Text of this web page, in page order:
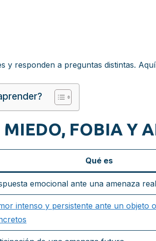
y responden a preguntas distintas.
MIEDO, FOBIA Y
Qué es
emocional ante una amenaza
intenso y persistente ante un objeto